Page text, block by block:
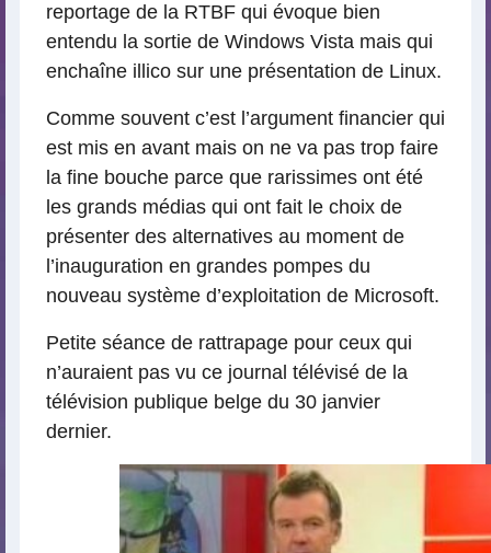
reportage de la RTBF qui évoque bien
entendu la sortie de Windows Vista mais qui
enchaîne illico sur une présentation de Linux.
Comme souvent c’est l’argument financier qui
est mis en avant mais on ne va pas trop faire
la fine bouche parce que rarissimes ont été
les grands médias qui ont fait le choix de
présenter des alternatives au moment de
l’inauguration en grandes pompes du
nouveau système d’exploitation de Microsoft.
Petite séance de rattrapage pour ceux qui
n’auraient pas vu ce journal télévisé de la
télévision publique belge du 30 janvier
dernier.